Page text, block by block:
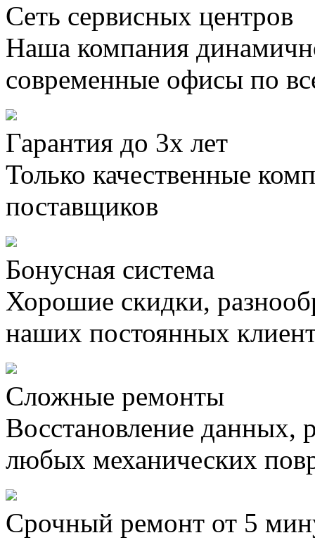
Сеть сервисных центров
Наша компания
современные офисы по
Гарантия до 3х лет
Только качественные
поставщиков
Бонусная система
Хорошие скидки,
наших постоянных
Сложные ремонты
Восстановление данных,
любых механических
Срочный ремонт от 5